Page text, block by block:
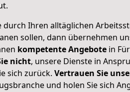
durch Ihren alltäglichen
sollen, dann übernehmen
kompetente Angebote in
nicht, unsere Dienste in
sich zurück. Vertrauen Sie
und holen Sie sich